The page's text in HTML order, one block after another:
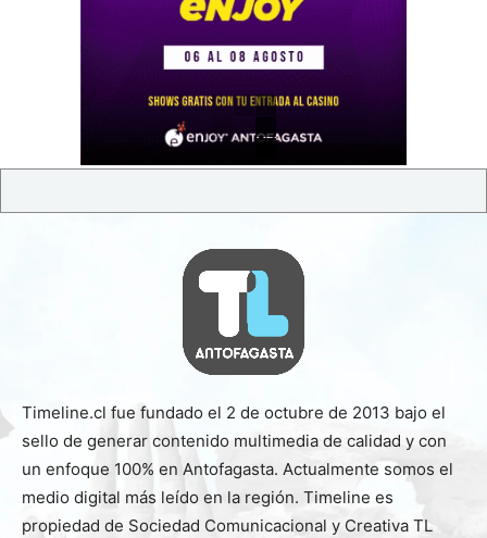
Timeline.cl fue fundado el 2 de octubre de 2013 bajo el
sello de generar contenido multimedia de calidad y con
un enfoque 100% en Antofagasta. Actualmente somos el
medio digital más leído en la región. Timeline es
propiedad de Sociedad Comunicacional y Creativa TL